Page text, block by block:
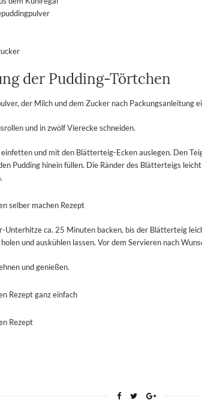
der Pudding-Törtchen
der Milch und dem Zucker nach Packungsanleitung
und in zwölf Vierecke schneiden.
und mit den Blätterteig-Ecken auslegen. Den
Pudding hinein füllen. Die Ränder des Blätterteigs
Unterhitze ca. 25 Minuten backen, bis der Blätterteig
und auskühlen lassen. Vor dem Servieren nach
und genießen.